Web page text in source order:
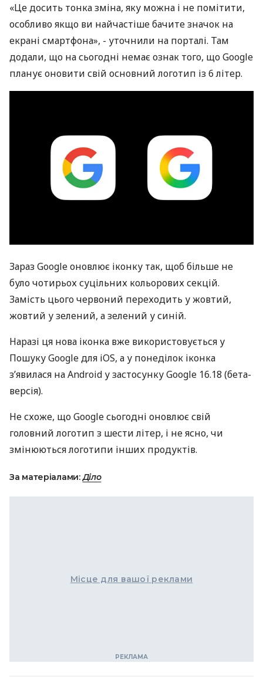
«Це досить тонка зміна, яку можна і не помітити,
особливо якщо ви найчастіше бачите значок на
екрані смартфона», - уточнили на порталі. Там
додали, що на сьогодні немає ознак того, що Google
планує оновити свій основний логотип із 6 літер.
Зараз Google оновлює іконку так, щоб більше не
було чотирьох суцільних кольорових секцій.
Замість цього червоний переходить у жовтий,
жовтий у зелений, а зелений у синій.
Наразі ця нова іконка вже використовується у
Пошуку Google для iOS, а у понеділок іконка
з’явилася на Android у застосунку Google 16.18 (бета-
версія).
Не схоже, що Google сьогодні оновлює свій
головний логотип з шести літер, і не ясно, чи
змінюються логотипи інших продуктів.
За матеріалами:Діло
Місце для вашої реклами